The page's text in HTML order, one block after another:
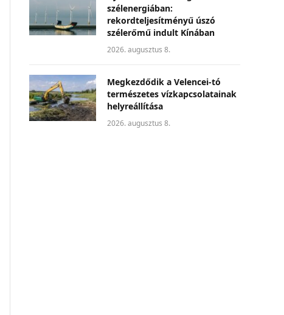
szélenergiában:
rekordteljesítményű úszó
szélerőmű indult Kínában
2026. augusztus 8.
Megkezdődik a Velencei-tó
természetes vízkapcsolatainak
helyreállítása
2026. augusztus 8.